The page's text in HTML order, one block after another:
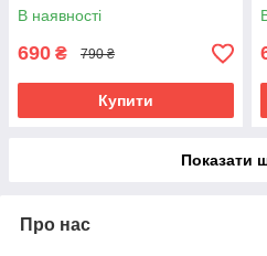
В наявності
690 ₴ 790 ₴
Купити
Показати
Про нас